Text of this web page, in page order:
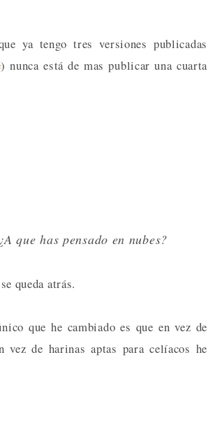
ya tengo tres versiones publicadas
) nunca está de mas publicar una cuarta
que has pensado en nubes?
queda atrás.
que he cambiado es que en vez de
vez de harinas aptas para celíacos he